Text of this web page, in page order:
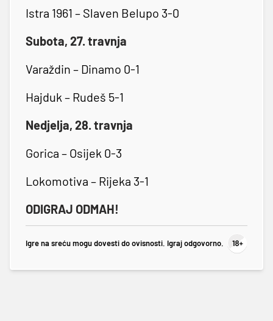
Istra 1961 – Slaven Belupo 3-0
Subota, 27. travnja
Varaždin – Dinamo 0-1
Hajduk – Rudeš 5-1
Nedjelja, 28. travnja
Gorica – Osijek 0-3
Lokomotiva – Rijeka 3-1
ODIGRAJ ODMAH!
Igre na sreću mogu dovesti do ovisnosti. Igraj odgovorno.